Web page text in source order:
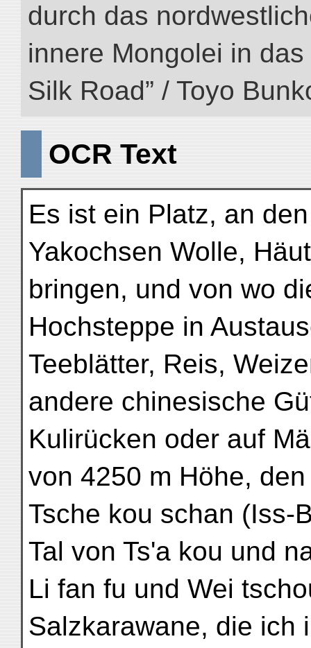
durch das
innere Mongolei in das
Silk Road” / Toyo
OCR Text
Es ist ein Platz, an
Yakochsen Wolle,
bringen, und von wo
Hochsteppe in
Teeblätter, Reis,
andere chinesische
Kulirücken oder auf
von 4250 m Höhe, den
Tsche kou schan (Iss-
Tal von Ts'a kou und
Li fan fu und Wei
Salzkarawane, die ich